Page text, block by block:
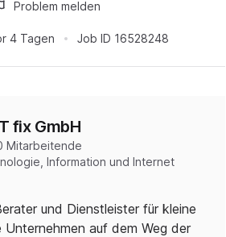
4 Tagen Job ID 16528248
Problem melden
fix GmbH
Mitarbeitende
Information und Internet
und Dienstleister für kleine
auf dem Weg der